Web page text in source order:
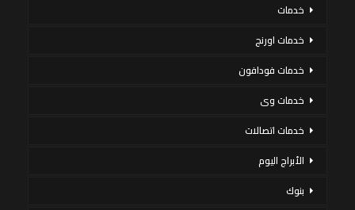
خدمات
خدمات اورنج
خدمات فودافون
خدمات وى
خدمات اتصالات
الأبراج اليوم
بنوك